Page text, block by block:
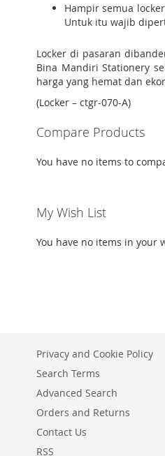
Hampir semua
Untuk itu wajib
Locker di pasaran
Bina Mandiri Stationery
harga yang hemat dan
(Locker – ctgr-070-A)
Compare Products
You have no items to
My Wish List
You have no items in your
Privacy and Cookie Policy
Search Terms
Advanced Search
Orders and Returns
Contact Us
RSS